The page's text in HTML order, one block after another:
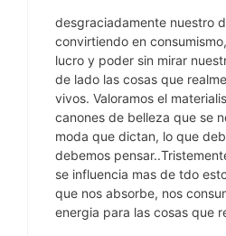
desgraciadamente nuestro
convirtiendo en
lucro y poder sin mirar
de lado las cosas que
vivos. Valoramos el
canones de belleza que se
moda que dictan, lo que
debemos
se influencia mas de tdo
que nos absorbe, nos
energia para las cosas que